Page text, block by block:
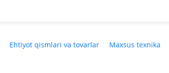
Ehtiyot qismlari va tovarlar Maxsus texnika